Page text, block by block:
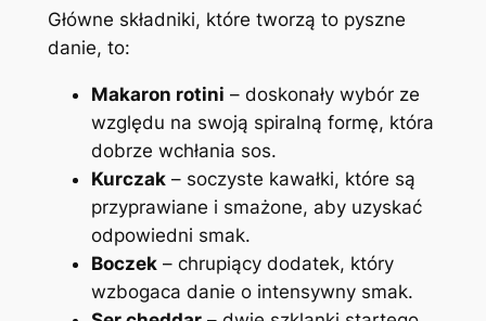
Główne składniki, które tworzą to pyszne
danie, to:
Makaron rotini – doskonały wybór ze
względu na swoją spiralną formę, która
dobrze wchłania sos.
Kurczak– soczyste kawałki, które są
przyprawiane i smażone, aby uzyskać
odpowiedni smak.
Boczek– chrupiący dodatek, który
wzbogaca danie o intensywny smak.